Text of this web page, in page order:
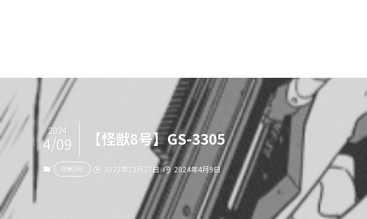
【怪獣8号】GS-3305
2024
4/09
怪獣8号 2023年12月27日 2024年4月9日